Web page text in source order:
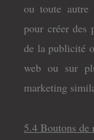
ou toute autre
pour créer des
de la publicité
web ou sur
marketing
5.4 Boutons de